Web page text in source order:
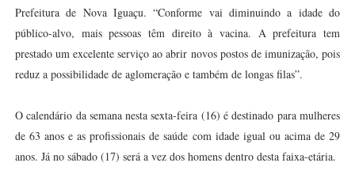
Prefeitura de Nova Iguaçu. “Conforme vai diminuindo a idade do
público-alvo, mais pessoas têm direito à vacina. A prefeitura tem
prestado um excelente serviço ao abrir novos postos de imunização, pois
reduz a possibilidade de aglomeração e também de longas filas”.
O calendário da semana nesta sexta-feira (16) é destinado para mulheres
de 63 anos e as profissionais de saúde com idade igual ou acima de 29
anos. Já no sábado (17) será a vez dos homens dentro desta faixa-etária.